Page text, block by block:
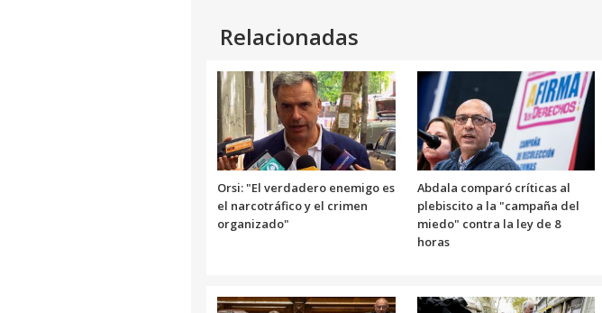
Relacionadas
Orsi: "El verdadero enemigo es
el narcotráfico y el crimen
organizado"
Abdala comparó críticas al
plebiscito a la "campaña del
miedo" contra la ley de 8
horas